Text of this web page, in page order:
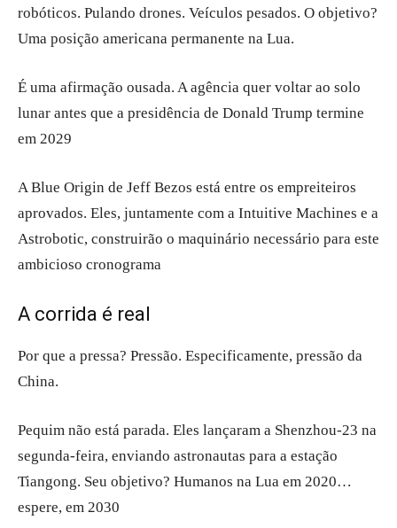
robóticos. Pulando drones. Veículos pesados. O objetivo?
Uma posição americana permanente na Lua.
É uma afirmação ousada. A agência quer voltar ao solo
lunar antes que a presidência de Donald Trump termine
em 2029
A Blue Origin de Jeff Bezos está entre os empreiteiros
aprovados. Eles, juntamente com a Intuitive Machines e a
Astrobotic, construirão o maquinário necessário para este
ambicioso cronograma
A corrida é real
Por que a pressa? Pressão. Especificamente, pressão da
China.
Pequim não está parada. Eles lançaram a Shenzhou-23 na
segunda-feira, enviando astronautas para a estação
Tiangong. Seu objetivo? Humanos na Lua em 2020…
espere, em 2030